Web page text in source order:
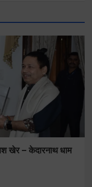
खेर – केदारनाथ धाम